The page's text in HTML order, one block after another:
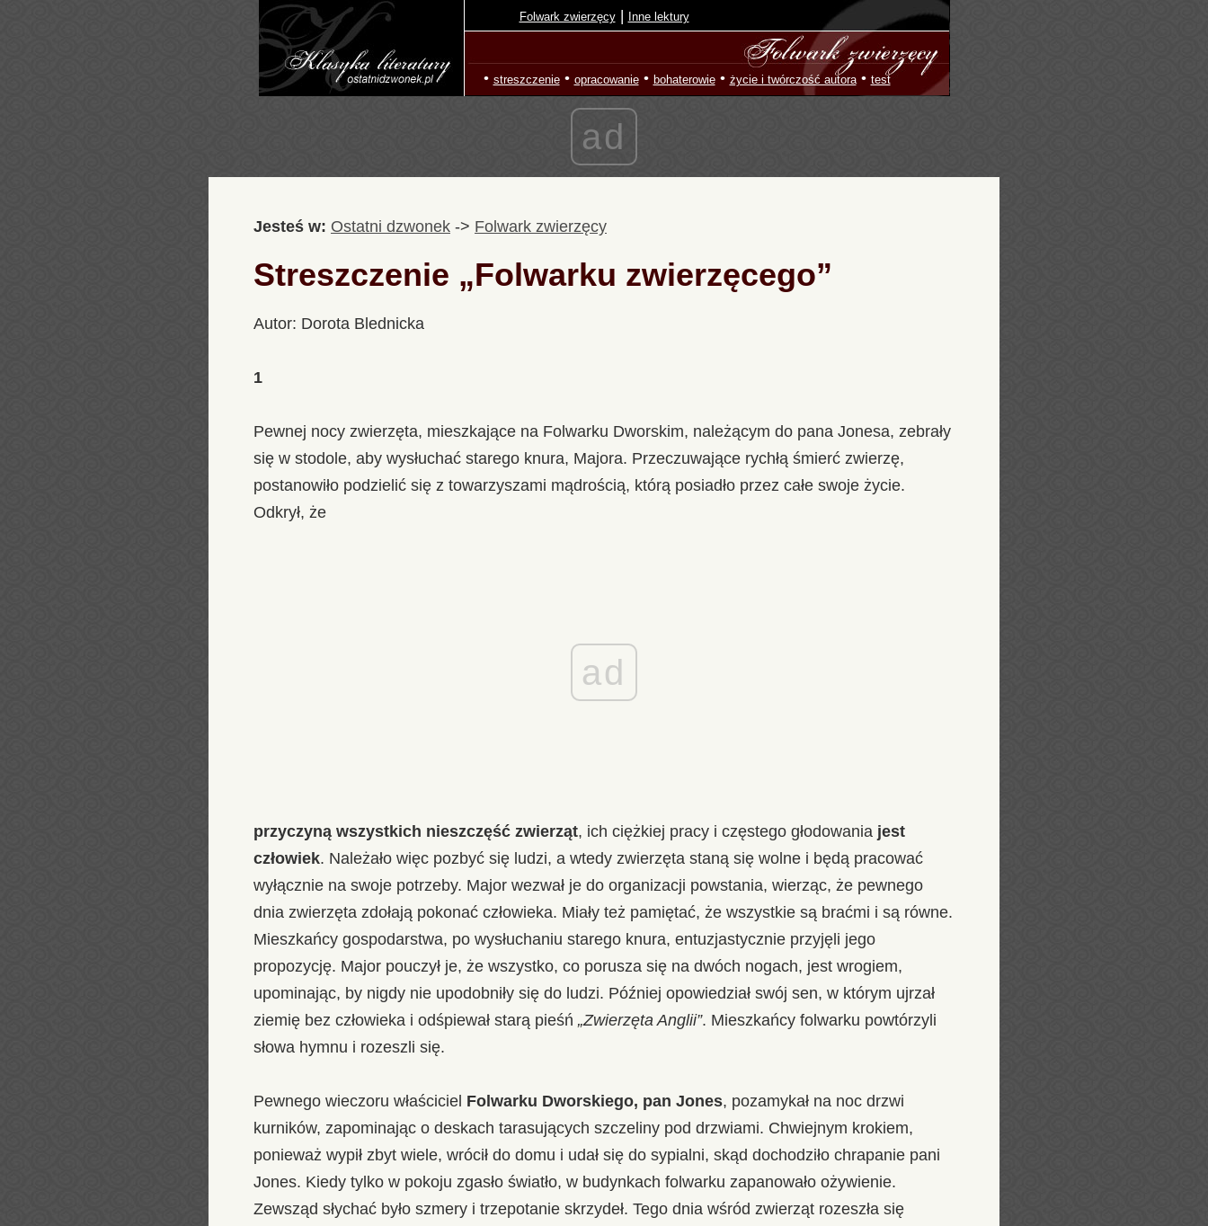
Folwark zwierzęcy | Inne lektury
• streszczenie• opracowanie• bohaterowie• życie i twórczość autora• test
ad
Jesteś w: Ostatni dzwonek -> Folwark zwierzęcy
Streszczenie „Folwarku zwierzęcego”
Autor: Dorota Blednicka
1
Pewnej nocy zwierzęta, mieszkające na Folwarku Dworskim, należącym do pana Jonesa, zebrały
się w stodole, aby wysłuchać starego knura, Majora. Przeczuwające rychłą śmierć zwierzę,
postanowiło podzielić się z towarzyszami mądrością, którą posiadło przez całe swoje życie.
Odkrył, że
ad
przyczyną wszystkich nieszczęść zwierząt, ich ciężkiej pracy i częstego głodowania jest
człowiek. Należało więc pozbyć się ludzi, a wtedy zwierzęta staną się wolne i będą pracować
wyłącznie na swoje potrzeby. Major wezwał je do organizacji powstania, wierząc, że pewnego
dnia zwierzęta zdołają pokonać człowieka. Miały też pamiętać, że wszystkie są braćmi i są równe.
Mieszkańcy gospodarstwa, po wysłuchaniu starego knura, entuzjastycznie przyjęli jego
propozycję. Major pouczył je, że wszystko, co porusza się na dwóch nogach, jest wrogiem,
upominając, by nigdy nie upodobniły się do ludzi. Później opowiedział swój sen, w którym ujrzał
ziemię bez człowieka i odśpiewał starą pieśń „Zwierzęta Anglii”. Mieszkańcy folwarku powtórzyli
słowa hymnu i rozeszli się.
Pewnego wieczoru właściciel Folwarku Dworskiego, pan Jones, pozamykał na noc drzwi
kurników, zapominając o deskach tarasujących szczeliny pod drzwiami. Chwiejnym krokiem,
ponieważ wypił zbyt wiele, wrócił do domu i udał się do sypialni, skąd dochodziło chrapanie pani
Jones. Kiedy tylko w pokoju zgasło światło, w budynkach folwarku zapanowało ożywienie.
Zewsząd słychać było szmery i trzepotanie skrzydeł. Tego dnia wśród zwierząt rozeszła się